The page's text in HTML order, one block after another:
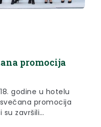
promocija
godine u hotelu
promocija
su završili